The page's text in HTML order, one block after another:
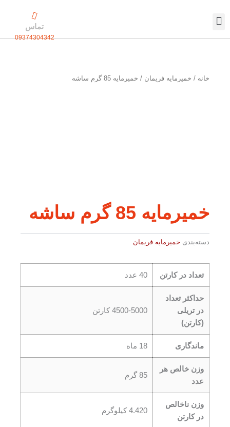
تماس
09374304342
خانه / خمیرمایه فریمان / خمیرمایه 85 گرم ساشه
خمیرمایه 85 گرم ساشه
دسته‌بندی خمیرمایه فریمان
تعداد در کارتن 40 عدد
حداکثر تعداد
در تریلی
(کارتن)
4500-5000 کارتن
ماندگاری 18 ماه
وزن خالص هر
عدد
85 گرم
وزن ناخالص
در کارتن
4.420 کیلوگرم